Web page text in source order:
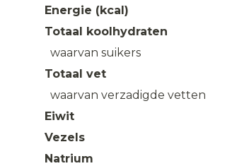
Energie (kcal)
Totaal koolhydraten
waarvan suikers
Totaal vet
waarvan verzadigde vetten
Eiwit
Vezels
Natrium